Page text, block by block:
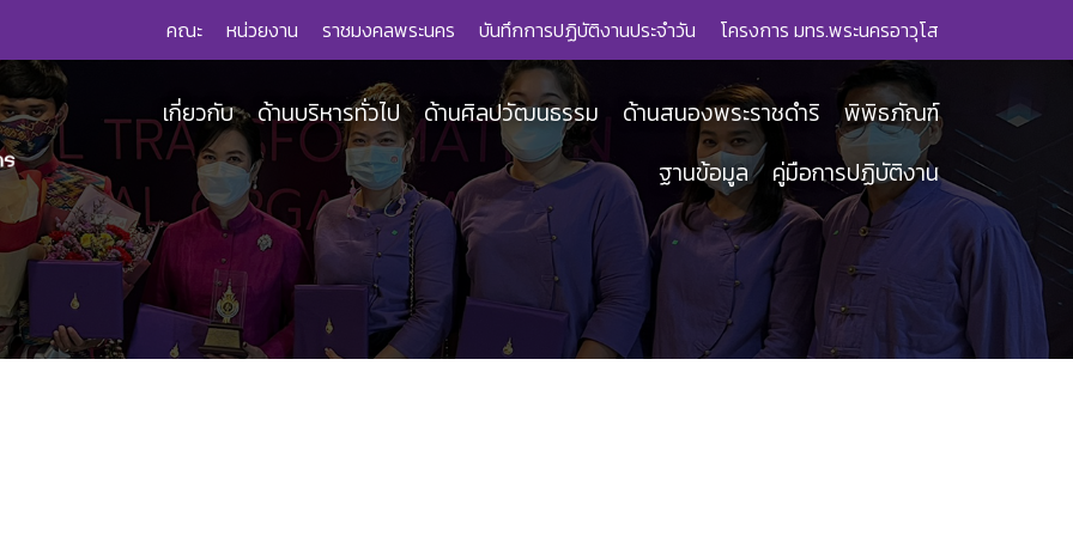
คณะ หน่วยงาน ราชมงคลพระนคร บันทึกการปฏิบัติงานประจำวัน โครงการ มทร.พระนครอาวุโส
เกี่ยวกับ ด้านบริหารทั่วไป ด้านศิลปวัฒนธรรม ด้านสนองพระราชดำริ
พิพิธภัณฑ์
ฐานข้อมูล
คู่มือการปฏิบัติงาน